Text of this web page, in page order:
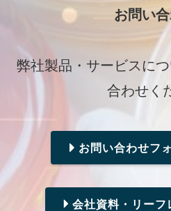
お問い
弊社製品・サービスに
合わせく
お問い合わせフ
会社資料・リーフ